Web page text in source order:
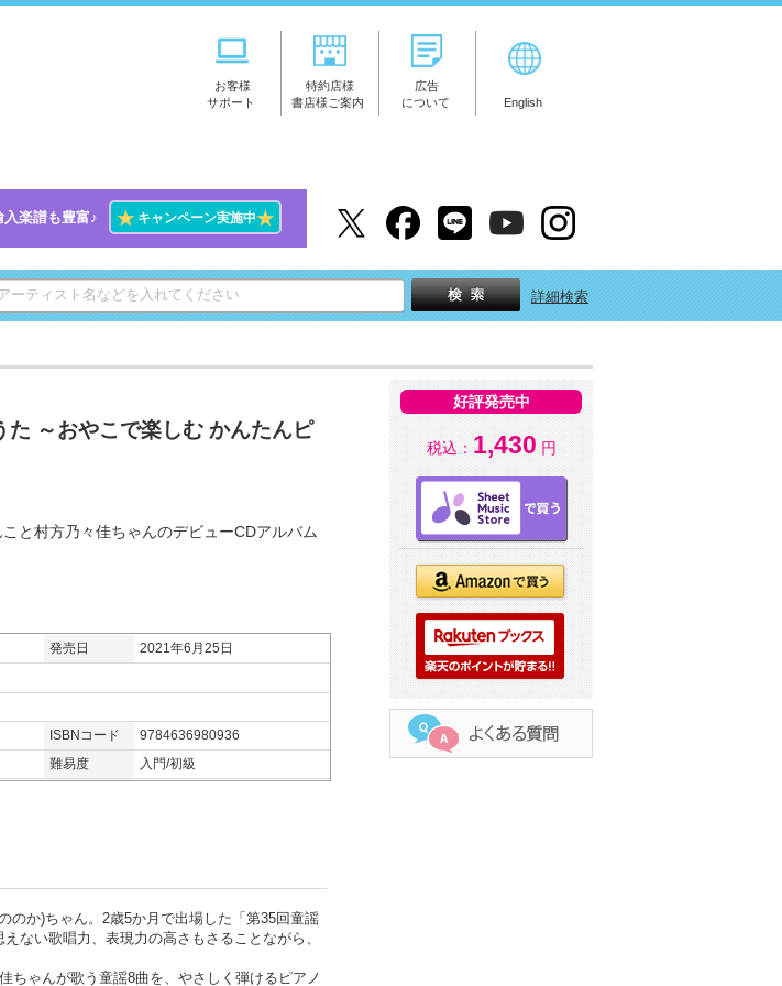
お客様
サポート
特約店様
書店様ご案内
広告
について
English
入楽譜も豊富♪ ★キャンペーン実施中★
詳細検索
～おやこで楽しむ かんたんピ
と村方乃々佳ちゃんのデビューCDアルバム
発売日
2021年6月25日
ISBNコード
9784636980936
難易度 入門/初級
のか)ちゃん。2歳5か月で出場した「第35回童謡
ない歌唱力、表現力の高さもさることながら、
ちゃんが歌う童謡8曲を、やさしく弾けるピアノ
好評発売中
税込： 1,430 円